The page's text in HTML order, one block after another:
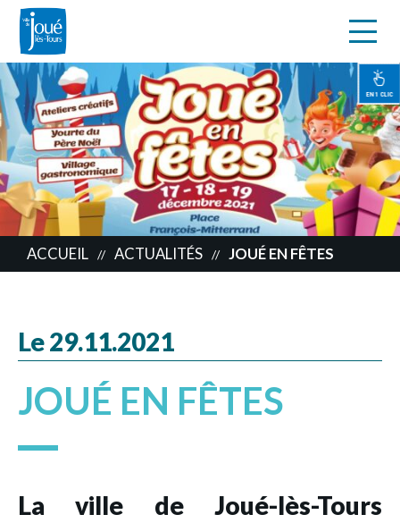
Aller
au
contenu
principal
EN 1 CLIC
ACCUEIL // ACTUALITÉS // JOUÉ EN FÊTES
Le 29.11.2021
JOUÉ EN FÊTES
La ville de Joué-lès-Tours